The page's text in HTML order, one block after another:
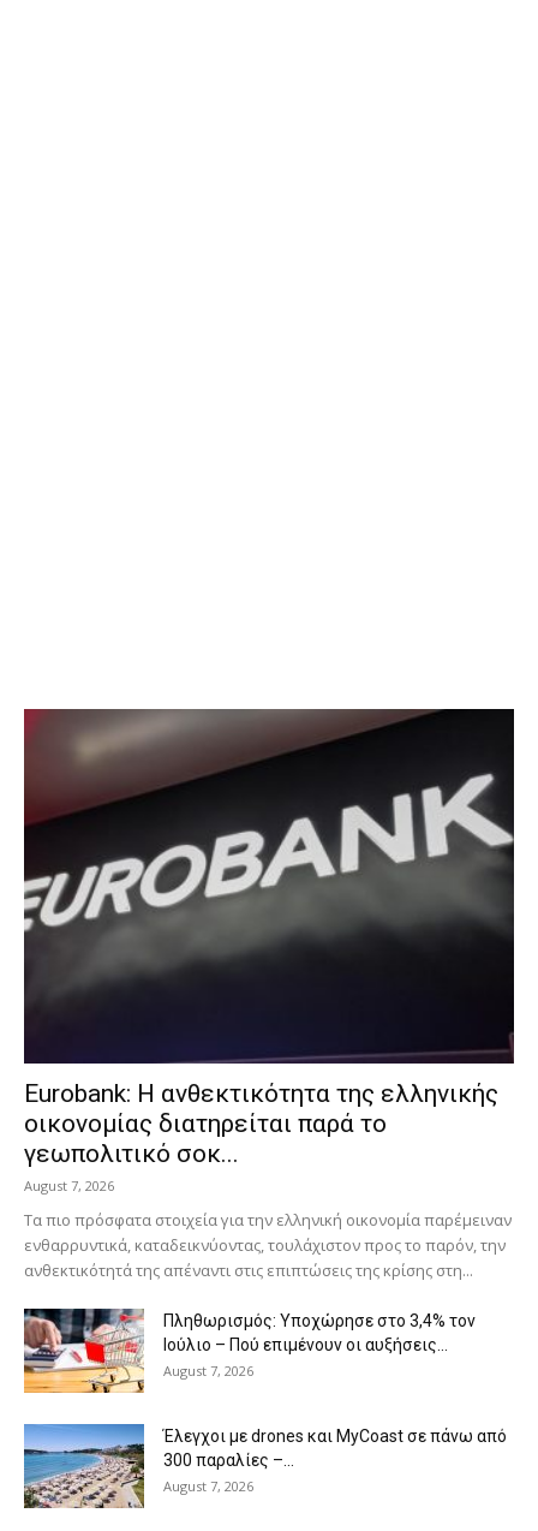
Eurobank: Η ανθεκτικότητα της ελληνικής
οικονομίας διατηρείται παρά το
γεωπολιτικό σοκ...
August 7, 2026
Τα πιο πρόσφατα στοιχεία για την ελληνική οικονομία παρέμειναν
ενθαρρυντικά, καταδεικνύοντας, τουλάχιστον προς το παρόν, την
ανθεκτικότητά της απέναντι στις επιπτώσεις της κρίσης στη...
Πληθωρισμός: Υποχώρησε στο 3,4% τον
Ιούλιο – Πού επιμένουν οι αυξήσεις...
August 7, 2026
Έλεγχοι με drones και MyCoast σε πάνω από
300 παραλίες –...
August 7, 2026